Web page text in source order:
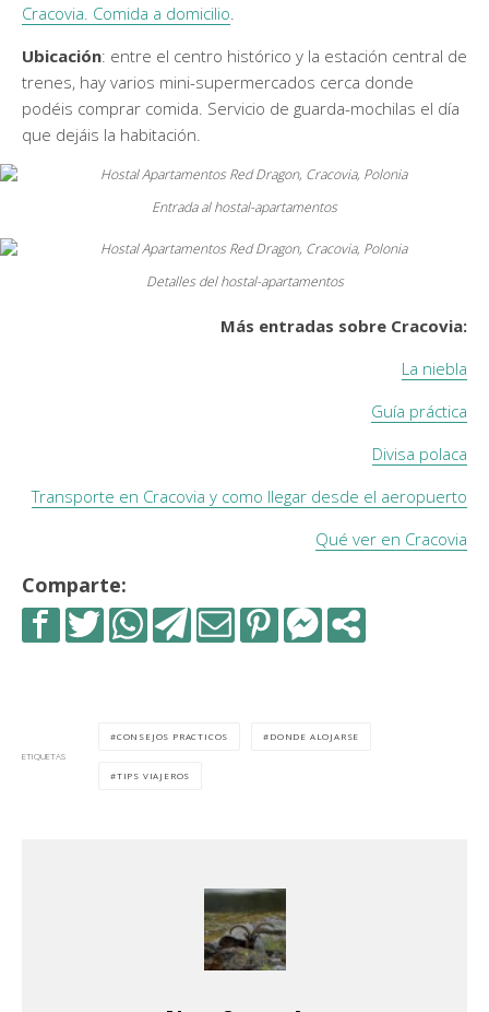
Cracovia. Comida a domicilio
Ubicación: entre el centro histórico y la estación central de
trenes, hay varios mini-supermercados cerca donde
podéis comprar comida. Servicio de guarda-mochilas el día
que dejáis la habitación.
Entrada al hostal-apartamentos
Detalles del hostal-apartamentos
Más entradas sobre Cracovia:
La niebla
Guía práctica
Divisa polaca
Transporte en Cracovia y como llegar desde el aeropuerto
Qué ver en Cracovia
Comparte:
ETIQUETAS
CONSEJOS PRACTICOS DONDE ALOJARSE
TIPS VIAJEROS